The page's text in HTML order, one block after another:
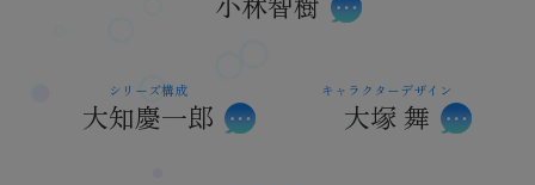
シリーズ構成
大知慶一郎
キャラクターデザイン
大塚 舞